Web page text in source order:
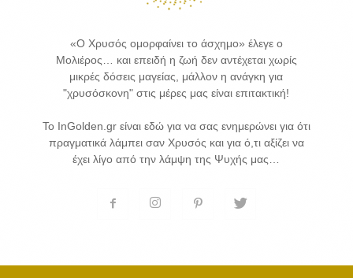
«Ο Χρυσός ομορφαίνει το άσχημο» έλεγε ο
Μολιέρος… και επειδή η ζωή δεν αντέχεται χωρίς
μικρές δόσεις μαγείας, μάλλον η ανάγκη για
"χρυσόσκονη" στις μέρες μας είναι επιτακτική!
Το InGolden.gr είναι εδώ για να σας ενημερώνει για ότι
πραγματικά λάμπει σαν Χρυσός και για ό,τι αξίζει να
έχει λίγο από την λάμψη της Ψυχής μας…